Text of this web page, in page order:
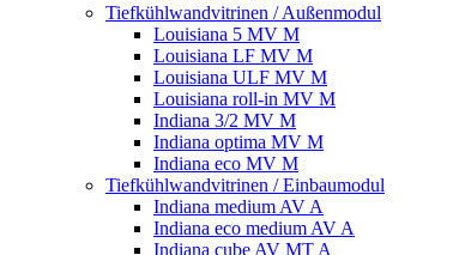
Tiefkühlwandvitrinen / Außenmodul
Louisiana 5 MV M
Louisiana LF MV M
Louisiana ULF MV M
Louisiana roll-in MV M
Indiana 3/2 MV M
Indiana optima MV M
Indiana eco MV M
Tiefkühlwandvitrinen / Einbaumodul
Indiana medium AV A
Indiana eco medium AV A
Indiana cube AV MT A